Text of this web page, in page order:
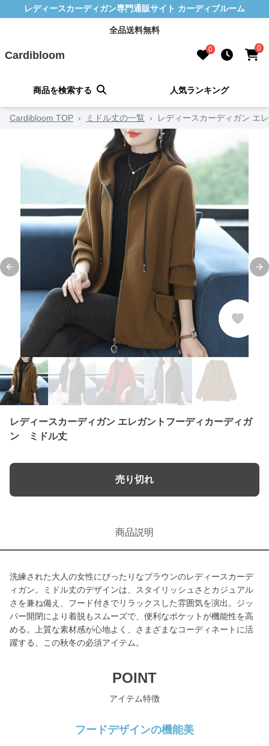
レディースカーディガン専門通販サイト カーディブルーム
全品送料無料
Cardibloom 0 0
商品を検索する 人気ランキング
Cardibloom TOP › ミドル丈の一覧 › レディースカーディガン エ
Previous slide
レディースカーディガン エレガントフーディカーディガ
ン ミドル丈
売り切れ
商品説明
洗練された大人の女性にぴったりなブラウンのレディースカーデ
ィガン。ミドル丈のデザインは、スタイリッシュさとカジュアル
さを兼ね備え、フード付きでリラックスした雰囲気を演出。ジッ
パー開閉により着脱もスムーズで、便利なポケットが機能性を高
める。上質な素材感が心地よく、さまざまなコーディネートに活
躍する、この秋冬の必須アイテム。
POINT
アイテム特徴
フードデザインの機能美